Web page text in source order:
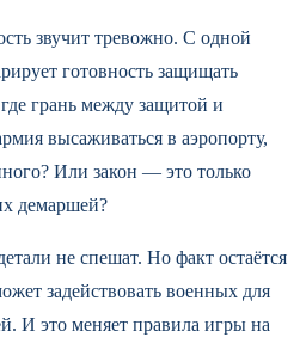
звучит тревожно. С одной
готовность защищать
грань между защитой и
высаживаться в аэропорту,
Или закон — это только
демаршей?
не спешат. Но факт остаётся
задействовать военных для
И это меняет правила игры на